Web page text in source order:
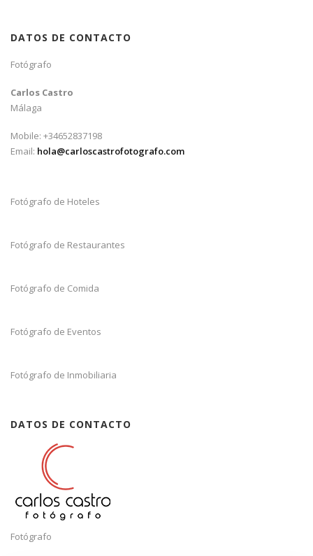
DATOS DE CONTACTO
Fotógrafo
Carlos Castro
Málaga
Mobile: +34652837198
Email: hola@carloscastrofotografo.com
Fotógrafo de Hoteles
Fotógrafo de Restaurantes
Fotógrafo de Comida
Fotógrafo de Eventos
Fotógrafo de Inmobiliaria
DATOS DE CONTACTO
Fotógrafo